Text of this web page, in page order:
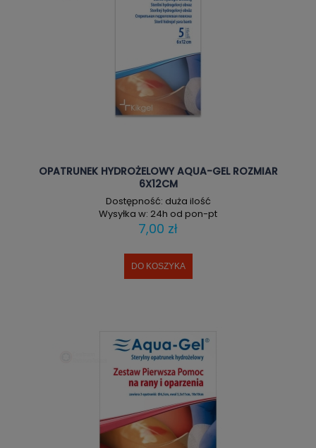
OPATRUNEK HYDROŻELOWY AQUA-GEL ROZMIAR
6X12CM
Dostępność: duża ilość
Wysyłka w: 24h od pon-pt
7,00 zł
DO KOSZYKA